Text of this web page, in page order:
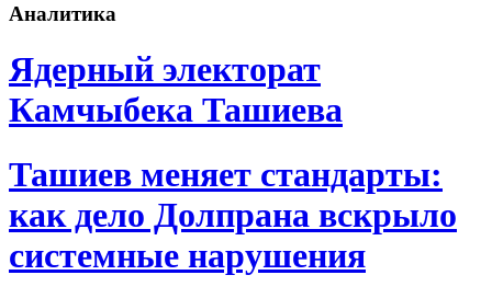
Аналитика
Ядерный электорат
Камчыбека Ташиева
Ташиев меняет стандарты:
как дело Долпрана вскрыло
системные нарушения